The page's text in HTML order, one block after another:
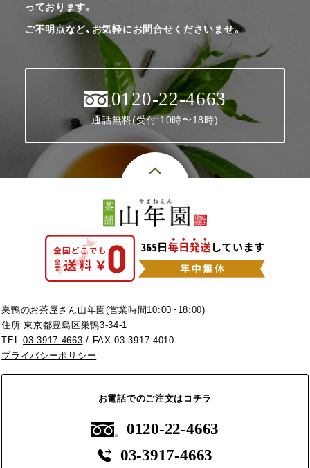
っております。
ご不明点など、お気軽にお問合せくださいませ。
0120-22-4663
通話無料(受付:10時〜18時)
巣鴨のお茶屋さん山年園(営業時間10:00~18:00)
住所 東京都豊島区巣鴨3-34-1
TEL03-3917-4663 / FAX 03-3917-4010
プライバシーポリシー
お電話でのご注文はコチラ
0120-22-4663
03-3917-4663